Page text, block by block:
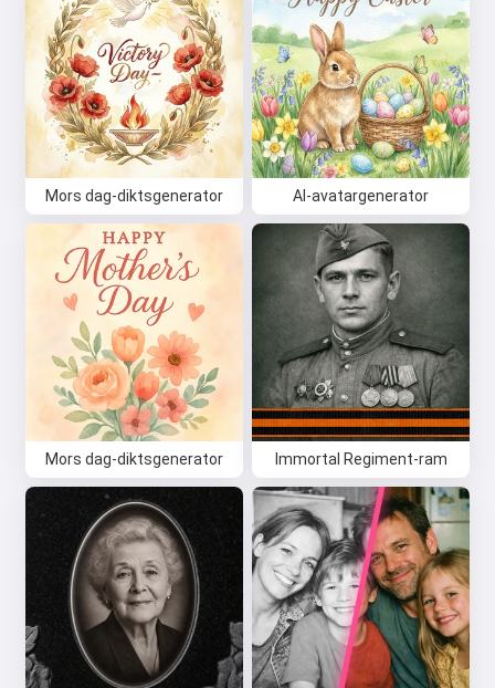
Mors dag-diktsgenerator AI-avatargenerator
Mors dag-diktsgenerator Immortal Regiment-ram